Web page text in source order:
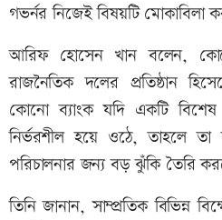
গভর্নর নিজেই বিষয়টি মোকাবিলা
আরিফ হোসেন খান বলেন,
রাজনৈতিক দলের প্রতিষ্ঠান
কোনো ব্যাংক যদি একটি
নির্ভরশীল হয়ে ওঠে, তাহলে তা
পরিচালনার জন্য বড় ঝুঁকি তৈরি
তিনি জানান, সাম্প্রতিক বিভিন্ন